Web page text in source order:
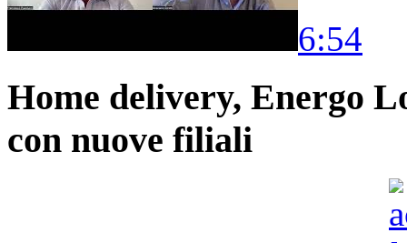
6:54
Home delivery, Energo
con nuove filiali